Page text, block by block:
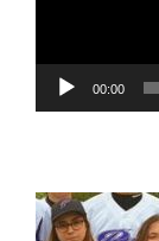
00:00